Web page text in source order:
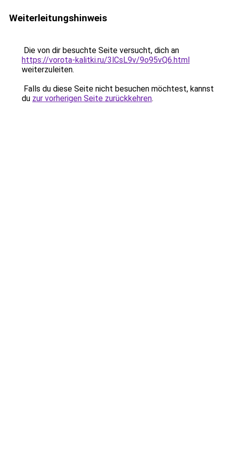
Weiterleitungshinweis
Die von dir besuchte Seite versucht, dich an
https://vorota-kalitki.ru/3lCsL9v/9o95vQ6.html
weiterzuleiten.
Falls du diese Seite nicht besuchen möchtest, kannst
du zur vorherigen Seite zurückkehren.